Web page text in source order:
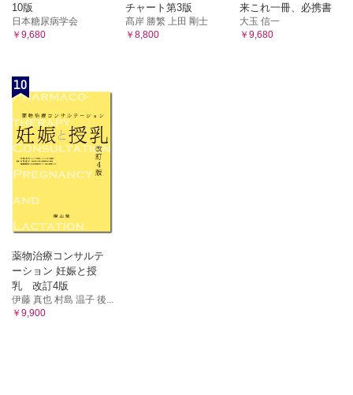
10版
日本糖尿病学会
￥9,680
チャート第3版
髙岸 勝繁 上田 剛士
￥8,800
来これ一冊、必携書
大玉 信一
￥9,680
10
薬物治療コンサルテ
ーション 妊娠と授
乳 改訂4版
伊藤 真也 村島 温子 後...
￥9,900